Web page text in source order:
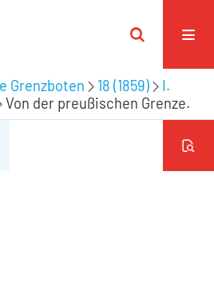
Grenzboten 18 (1859)
I.
Von der preußischen Grenze.